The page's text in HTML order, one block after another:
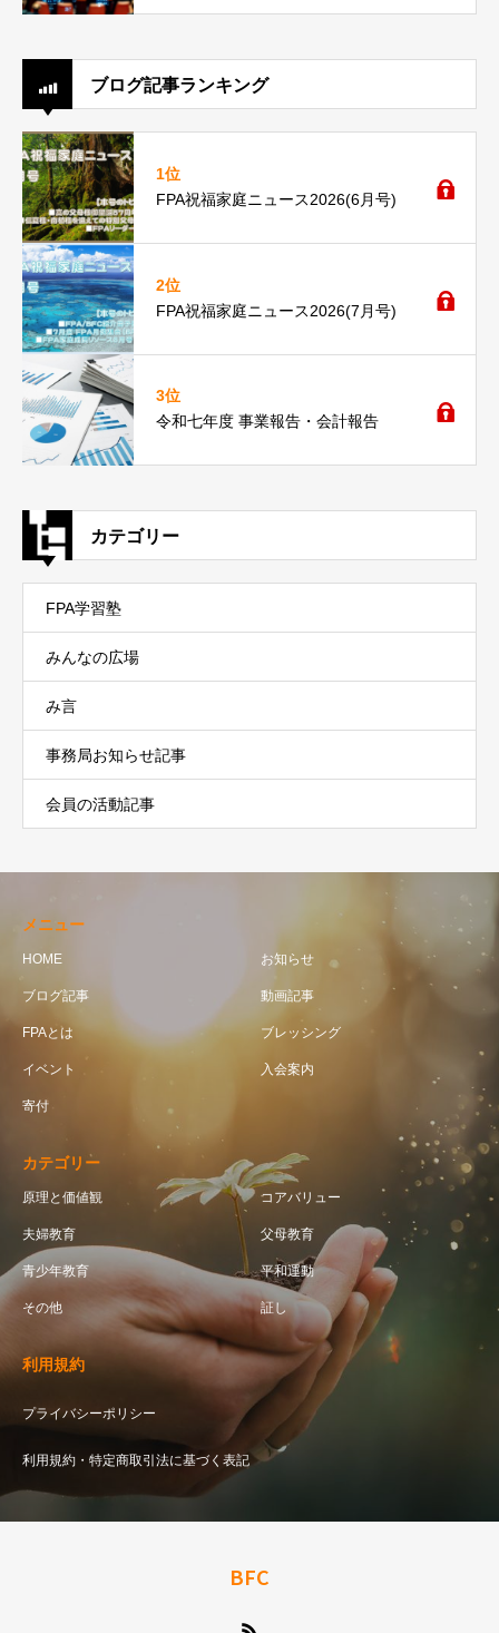
ブログ記事ランキング
1位
FPA祝福家庭ニュース2026(6月号)
2位
FPA祝福家庭ニュース2026(7月号)
3位
令和七年度 事業報告・会計報告
カテゴリー
FPA学習塾
みんなの広場
み言
事務局お知らせ記事
会員の活動記事
メニュー
HOME お知らせ
ブログ記事 動画記事
FPAとは ブレッシング
イベント 入会案内
寄付
カテゴリー
原理と価値観 コアバリュー
夫婦教育 父母教育
青少年教育 平和運動
その他 証し
利用規約
プライバシーポリシー
利用規約・特定商取引法に基づく表記
BFC